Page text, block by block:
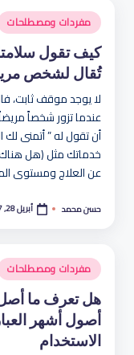
س
هو
لة
نُشر
في
مفردات ومصطلحات
تُقال لشخص
لا يوجد موقف ثابت،
عندما تزور شخصاً
أن تقول له ” أتمنى لك
خدماتك مثل (هل
عن العلاج ومستوى
تمّ
حسن محمد أبريل 28, 2017
نُشر
في
مفردات ومصطلحات
أصول أشهر
الاستخدام